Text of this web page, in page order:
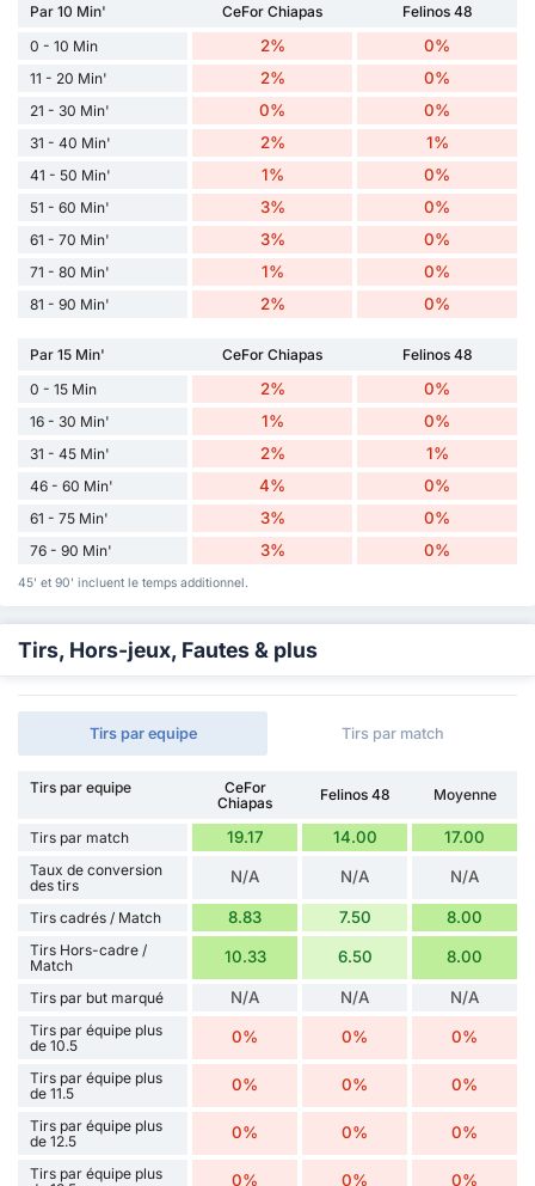
Par 10 Min' CeFor Chiapas
Felinos 48
0 - 10 Min
2% 0%
11 - 20 Min' 2% 0%
21 - 30 Min' 0% 0%
31 - 40 Min' 2% 1%
41 - 50 Min' 1% 0%
51 - 60 Min' 3% 0%
61 - 70 Min' 3% 0%
71 - 80 Min' 1% 0%
81 - 90 Min' 2% 0%
Par 15 Min' CeFor Chiapas
Felinos 48
0 - 15 Min
2% 0%
16 - 30 Min' 1% 0%
31 - 45 Min' 2% 1%
46 - 60 Min' 4% 0%
61 - 75 Min' 3% 0%
76 - 90 Min' 3% 0%
45' et 90' incluent le temps additionnel.
Tirs, Hors-jeux, Fautes & plus
Tirs par equipe Tirs par match
Tirs par equipe
CeFor
Chiapas
Felinos 48 Moyenne
Tirs par match 19.17 14.00 17.00
Taux de conversion
des tirs
N/A N/A N/A
Tirs cadrés / Match 8.83 7.50 8.00
Tirs Hors-cadre /
Match
10.33 6.50 8.00
Tirs par but marqué N/A N/A N/A
Tirs par équipe plus
de 10.5
0% 0% 0%
Tirs par équipe plus
de 11.5
0% 0% 0%
Tirs par équipe plus
de 12.5
0% 0% 0%
Tirs par équipe plus
0% 0% 0%